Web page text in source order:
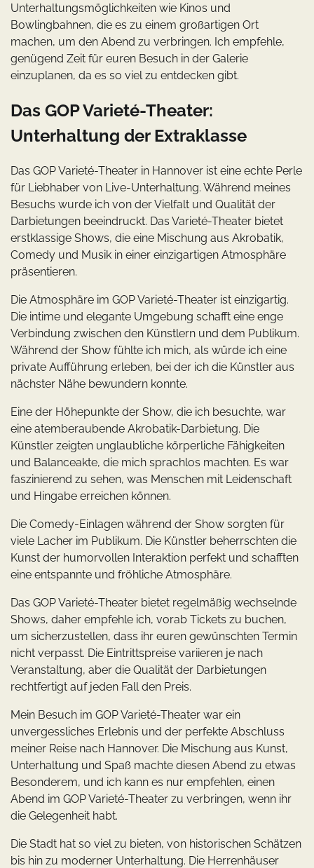
Unterhaltungsmöglichkeiten wie Kinos und
Bowlingbahnen, die es zu einem großartigen Ort
machen, um den Abend zu verbringen. Ich empfehle,
genügend Zeit für euren Besuch in der Galerie
einzuplanen, da es so viel zu entdecken gibt.
Das GOP Varieté-Theater:
Unterhaltung der Extraklasse
Das GOP Varieté-Theater in Hannover ist eine echte Perle
für Liebhaber von Live-Unterhaltung. Während meines
Besuchs wurde ich von der Vielfalt und Qualität der
Darbietungen beeindruckt. Das Varieté-Theater bietet
erstklassige Shows, die eine Mischung aus Akrobatik,
Comedy und Musik in einer einzigartigen Atmosphäre
präsentieren.
Die Atmosphäre im GOP Varieté-Theater ist einzigartig.
Die intime und elegante Umgebung schafft eine enge
Verbindung zwischen den Künstlern und dem Publikum.
Während der Show fühlte ich mich, als würde ich eine
private Aufführung erleben, bei der ich die Künstler aus
nächster Nähe bewundern konnte.
Eine der Höhepunkte der Show, die ich besuchte, war
eine atemberaubende Akrobatik-Darbietung. Die
Künstler zeigten unglaubliche körperliche Fähigkeiten
und Balanceakte, die mich sprachlos machten. Es war
faszinierend zu sehen, was Menschen mit Leidenschaft
und Hingabe erreichen können.
Die Comedy-Einlagen während der Show sorgten für
viele Lacher im Publikum. Die Künstler beherrschten die
Kunst der humorvollen Interaktion perfekt und schafften
eine entspannte und fröhliche Atmosphäre.
Das GOP Varieté-Theater bietet regelmäßig wechselnde
Shows, daher empfehle ich, vorab Tickets zu buchen,
um sicherzustellen, dass ihr euren gewünschten Termin
nicht verpasst. Die Eintrittspreise variieren je nach
Veranstaltung, aber die Qualität der Darbietungen
rechtfertigt auf jeden Fall den Preis.
Mein Besuch im GOP Varieté-Theater war ein
unvergessliches Erlebnis und der perfekte Abschluss
meiner Reise nach Hannover. Die Mischung aus Kunst,
Unterhaltung und Spaß machte diesen Abend zu etwas
Besonderem, und ich kann es nur empfehlen, einen
Abend im GOP Varieté-Theater zu verbringen, wenn ihr
die Gelegenheit habt.
Die Stadt hat so viel zu bieten, von historischen Schätzen
bis hin zu moderner Unterhaltung. Die Herrenhäuser